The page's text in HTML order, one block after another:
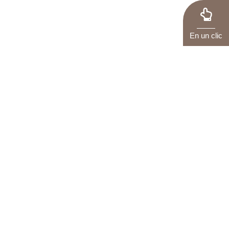
En un clic